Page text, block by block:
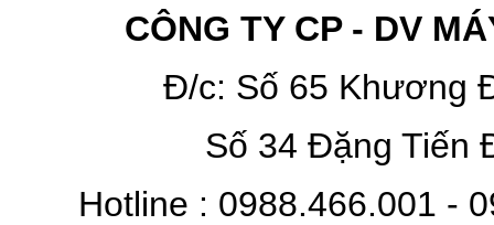
CÔNG TY CP - DV
Đ/c: Số 65 Khương
Số 34 Đặng Tiến
Hotline : 0988.466.001 -